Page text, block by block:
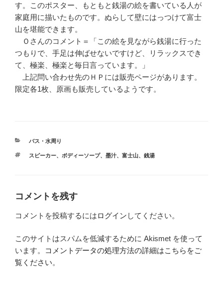
す。このポスター、もともと銭湯の絵を書いている人が
家庭用に描いたものです。ぬらして壁にはっつけて富士
山を堪能できます。
Ｏさんのコメント＝「この絵を見ながら銭湯に行った
つもりで、手足は伸ばせないですけど、リラックスでき
て、極楽、極楽と毎日言っています。」
上記問い合わせ先のＨＰには販売ページがあります。
限定各1枚、原画も販売しているようです。
カ
ゴ
バス・水周り
タ
スピーカー、 ボディーソープ、 墨汁、 富士山、 銭湯
コメントを残す
コメントを投稿するにはログイン してください。
このサイトはスパムを低減するために Akismet を使って
います。
コメントデータの処理方法の詳細はこちらをご
覧ください。